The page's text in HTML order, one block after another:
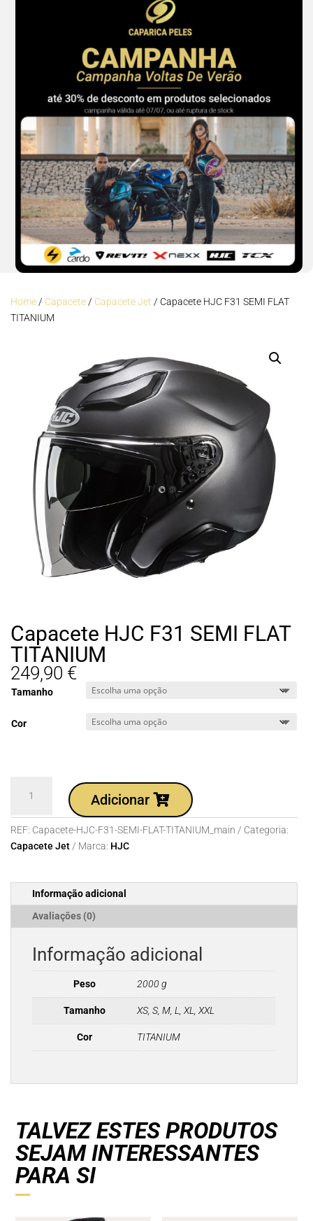
Home/ Capacete/ Capacete Jet / Capacete HJC F31 SEMI FLAT
TITANIUM
Capacete HJC F31 SEMI FLAT
TITANIUM
249,90 €
Tamanho
Cor
Capacete
HJC
F31
FLAT
TITANIUM
Adicionar
REF: Capacete-HJC-F31-SEMI-FLAT-TITANIUM_main
Categoria:
Capacete Jet
Marca: HJC
Informação adicional
Avaliações (0)
Informação adicional
Peso 2000 g
Tamanho XS, S, M, L, XL, XXL
Cor TITANIUM
TALVEZ ESTES PRODUTOS
SEJAM INTERESSANTES
PARA SI